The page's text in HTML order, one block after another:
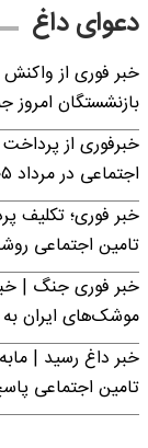
دعوای داغ
خبر فوری از
بازنشستگان امروز جمعه ۱۶
خبرفوری از
اجتماعی در مرداد ۱۴۰۵
خبر فوری؛ تکلیف
تامین اجتماعی
خبر فوری جنگ |
موشک‌های ایران
خبر داغ رسید |
تامین اجتماعی